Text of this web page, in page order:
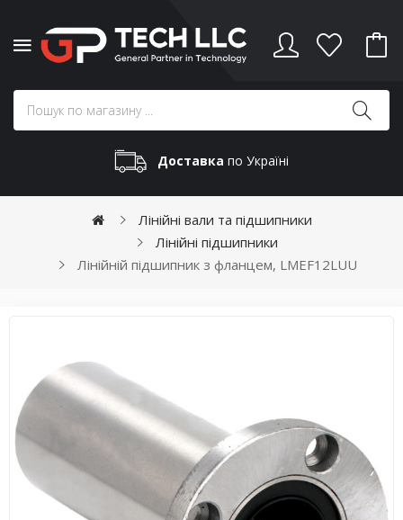
Доставка по Україні
Лінійні вали та підшипники
Лінійні підшипники
Лінійній підшипник з фланцем, LMEF12LUU